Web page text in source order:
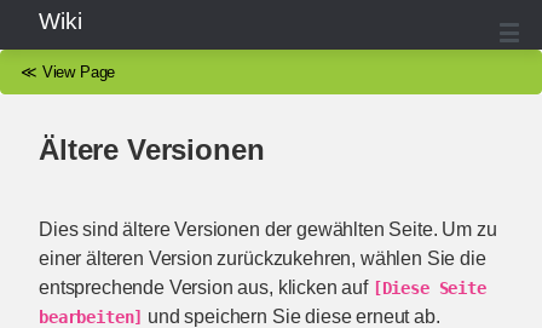
Wiki
≪ View Page
Ältere Versionen
Dies sind ältere Versionen der gewählten Seite. Um zu
einer älteren Version zurückzukehren, wählen Sie die
entsprechende Version aus, klicken auf [Diese Seite
bearbeiten] und speichern Sie diese erneut ab.